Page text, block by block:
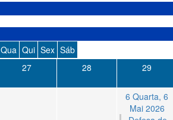
Qua Qui Sex Sáb
27 28 29
6 Quarta, 6
Mai 2026